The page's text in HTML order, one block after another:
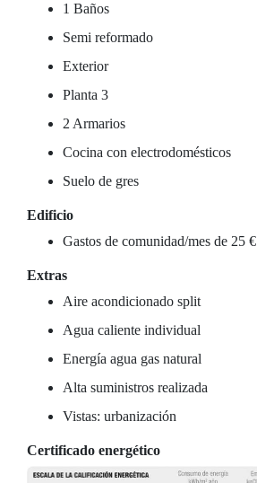
1 Baños
Semi reformado
Exterior
Planta 3
2 Armarios
Cocina con electrodomésticos
Suelo de gres
Edificio
Gastos de comunidad/mes de 25 €
Extras
Aire acondicionado split
Agua caliente individual
Energía agua gas natural
Alta suministros realizada
Vistas: urbanización
Certificado energético